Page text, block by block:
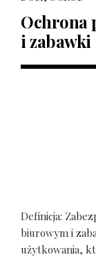
Ochrona
i zabawki
Definicja:
biurowym i
użytkowania,